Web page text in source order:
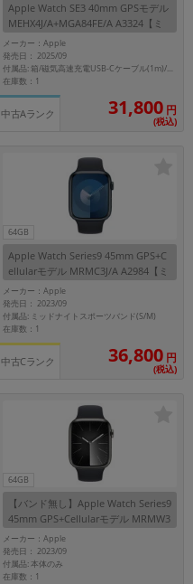
Apple Watch SE3 40mm GPSモデル
MEHX4J/A+MGA84FE/A A3324【ミ
ッドナイトアルミニウムケース/ブル
ーリボンNikeスポーツバンド 】
メーカー：Apple
発売日： 2025/09
付属品: 箱/磁気高速充電USB-Cケーブル(1m)/ブルーリボンNikeスポーツバンド(M/L)/マニュアル
在庫数：1
中古Aランク 31,800 円
(税込)
64GB
Apple Watch Series9 45mm GPS+C
ellularモデル MRMC3J/A A2984【ミ
ッドナイトアルミニウムケース/ミッ
ドナイトスポーツバンド】
メーカー：Apple
発売日： 2023/09
付属品: ミッドナイトスポーツバンド(S/M)
在庫数：1
中古Cランク 36,800 円
(税込)
64GB
【バンド無し】Apple Watch Series9
45mm GPS+Cellularモデル MRMW3
J/A A2984【グラファイトステンレス
スチールケース】
メーカー：Apple
発売日： 2023/09
付属品: 本体のみ
在庫数：1